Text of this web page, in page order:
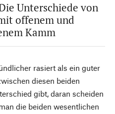
Unterschiede von
offenem und
Kamm
rasiert als ein guter
diesen beiden
gibt, daran scheiden
die beiden wesentlichen